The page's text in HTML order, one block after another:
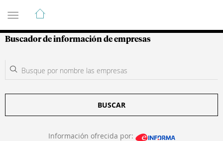
Guía de Empresas Colombianas
Buscador de información de empresas
BUSCAR
Información ofrecida por: